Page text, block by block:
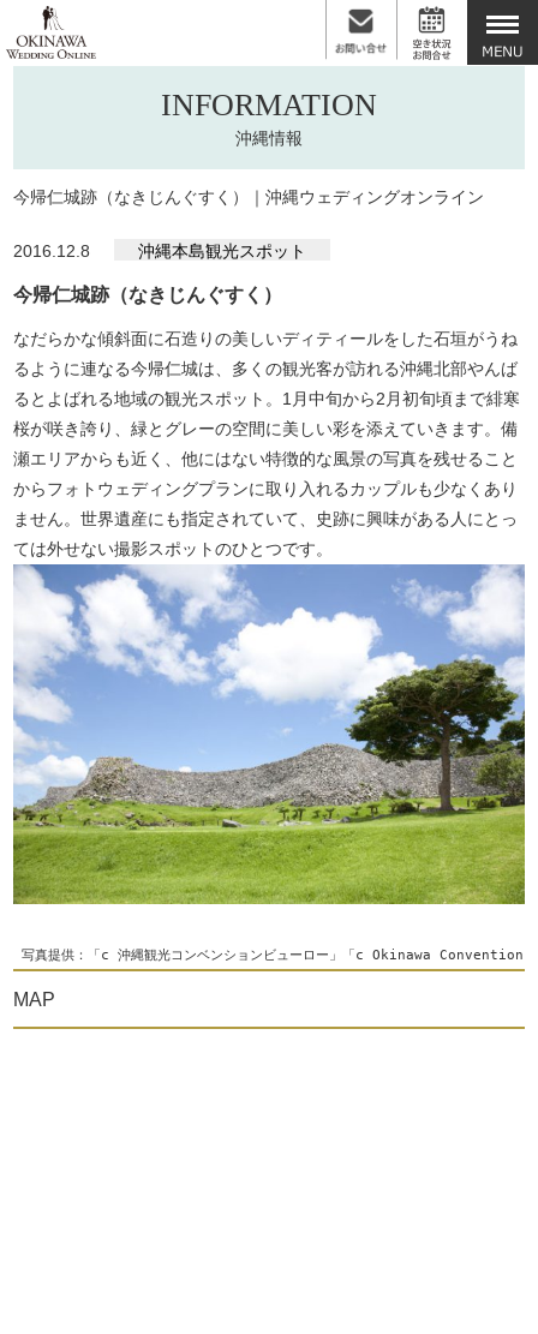
INFORMATION
沖縄情報
今帰仁城跡（なきじんぐすく）｜沖縄ウェディングオンライン
2016.12.8 沖縄本島観光スポット
今帰仁城跡（なきじんぐすく）
なだらかな傾斜面に石造りの美しいディティールをした石垣がうね
るように連なる今帰仁城は、多くの観光客が訪れる沖縄北部やんば
るとよばれる地域の観光スポット。1月中旬から2月初旬頃まで緋寒
桜が咲き誇り、緑とグレーの空間に美しい彩を添えていきます。備
瀬エリアからも近く、他にはない特徴的な風景の写真を残せること
からフォトウェディングプランに取り入れるカップルも少なくあり
ません。世界遺産にも指定されていて、史跡に興味がある人にとっ
ては外せない撮影スポットのひとつです。
写真提供：「c 沖縄観光コンベンションビューロー」「c Okinawa
MAP